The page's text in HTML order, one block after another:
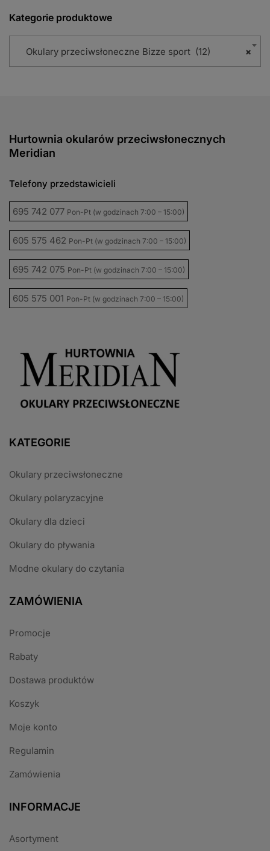
Kategorie produktowe
×
Okulary przeciwsłoneczne Bizze sport (12)
Hurtownia okularów przeciwsłonecznych
Meridian
Telefony przedstawicieli
695 742 077 Pon-Pt (w godzinach 7:00 – 15:00)
605 575 462 Pon-Pt (w godzinach 7:00 – 15:00)
695 742 075 Pon-Pt (w godzinach 7:00 – 15:00)
605 575 001 Pon-Pt (w godzinach 7:00 – 15:00)
KATEGORIE
Okulary przeciwsłoneczne
Okulary polaryzacyjne
Okulary dla dzieci
Okulary do pływania
Modne okulary do czytania
ZAMÓWIENIA
Promocje
Rabaty
Dostawa produktów
Koszyk
Moje konto
Regulamin
Zamówienia
INFORMACJE
Asortyment